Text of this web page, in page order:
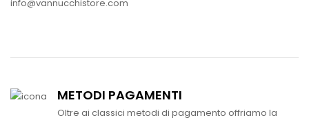
info@vannucchistore.com
METODI PAGAMENTI
Oltre ai classici metodi di pagamento offriamo la